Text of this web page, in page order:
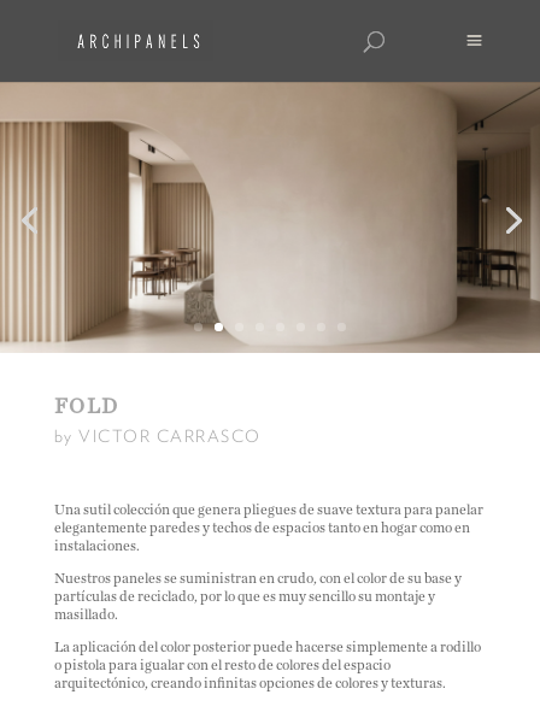
FOLD
by VICTOR CARRASCO
Una sutil colección que genera pliegues de suave textura para panelar
elegantemente paredes y techos de espacios tanto en hogar como en
instalaciones.
Nuestros paneles se suministran en crudo, con el color de su base y
partículas de reciclado, por lo que es muy sencillo su montaje y
masillado.
La aplicación del color posterior puede hacerse simplemente a rodillo
o pistola para igualar con el resto de colores del espacio
arquitectónico, creando infinitas opciones de colores y texturas.